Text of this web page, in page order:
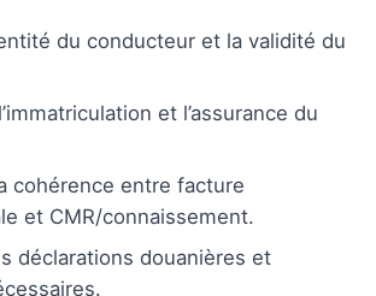
du conducteur et la validité du
et l’assurance du
cohérence entre facture
et CMR/connaissement.
déclarations douanières et